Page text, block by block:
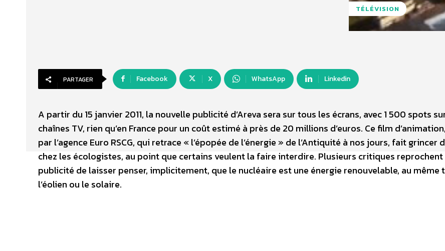
TÉLÉVISION
PARTAGER Facebook X WhatsApp Linkedin
A partir du 15 janvier 2011, la nouvelle publicité d’Areva sera sur tous les écrans, avec 1 500 spots
chaînes TV, rien qu’en France pour un coût estimé à près de 20 millions d’euros. Ce film
par l’agence Euro RSCG, qui retrace « l’épopée de l’énergie » de l’Antiquité à nos jours, fait grincer
chez les écologistes, au point que certains veulent la faire interdire. Plusieurs critiques reprochent
publicité de laisser penser, implicitement, que le nucléaire est une énergie renouvelable, au même
l’éolien ou le solaire.